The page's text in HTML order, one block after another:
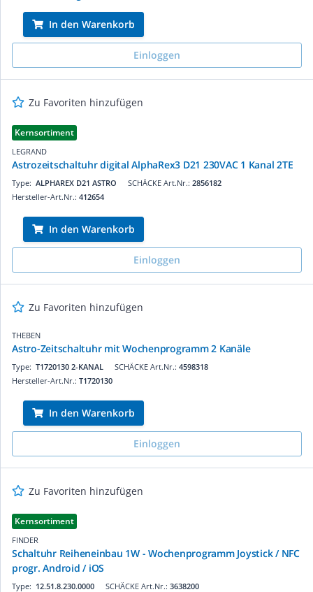
In den Warenkorb
Einloggen
Zu Favoriten hinzufügen
Kernsortiment
LEGRAND
Astrozeitschaltuhr digital AlphaRex3 D21 230VAC 1 Kanal 2TE
SCHÄCKE Art.Nr.: 2856182
Type: ALPHAREX D21 ASTRO
Hersteller-Art.Nr.: 412654
In den Warenkorb
Einloggen
Zu Favoriten hinzufügen
THEBEN
Astro-Zeitschaltuhr mit Wochenprogramm 2 Kanäle
SCHÄCKE Art.Nr.: 4598318
Type: T1720130 2-KANAL
Hersteller-Art.Nr.: T1720130
In den Warenkorb
Einloggen
Zu Favoriten hinzufügen
Kernsortiment
FINDER
Schaltuhr Reiheneinbau 1W - Wochenprogramm Joystick / NFC
progr. Android / iOS
SCHÄCKE Art.Nr.: 3638200
Type: 12.51.8.230.0000